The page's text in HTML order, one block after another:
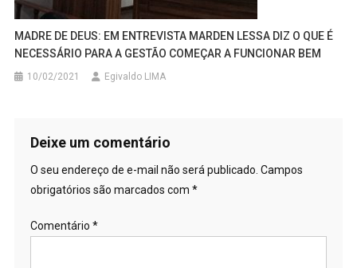
MADRE DE DEUS: EM ENTREVISTA MARDEN LESSA DIZ O QUE É
NECESSÁRIO PARA A GESTÃO COMEÇAR A FUNCIONAR BEM
10/02/2021 Egivaldo LIMA
Deixe um comentário
O seu endereço de e-mail não será publicado. Campos
obrigatórios são marcados com *
Comentário *